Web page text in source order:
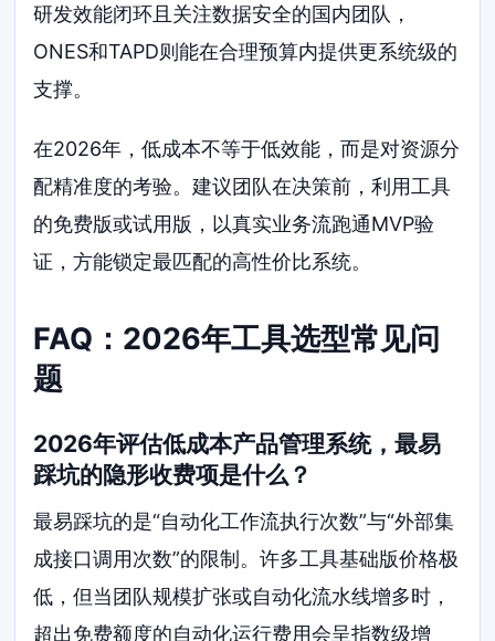
研发效能闭环且关注数据安全的国内团队，
ONES和TAPD则能在合理预算内提供更系统级的
支撑。
在2026年，低成本不等于低效能，而是对资源分
配精准度的考验。建议团队在决策前，利用工具
的免费版或试用版，以真实业务流跑通MVP验
证，方能锁定最匹配的高性价比系统。
FAQ：2026年工具选型常见问
题
2026年评估低成本产品管理系统，最易
踩坑的隐形收费项是什么？
最易踩坑的是“自动化工作流执行次数”与“外部集
成接口调用次数”的限制。许多工具基础版价格极
低，但当团队规模扩张或自动化流水线增多时，
超出免费额度的自动化运行费用会呈指数级增